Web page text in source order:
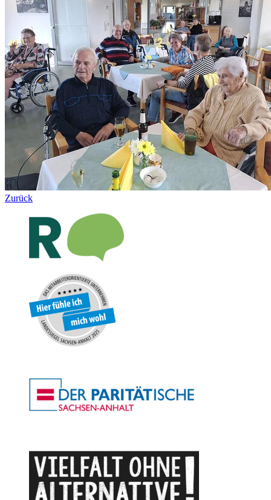
Zurück